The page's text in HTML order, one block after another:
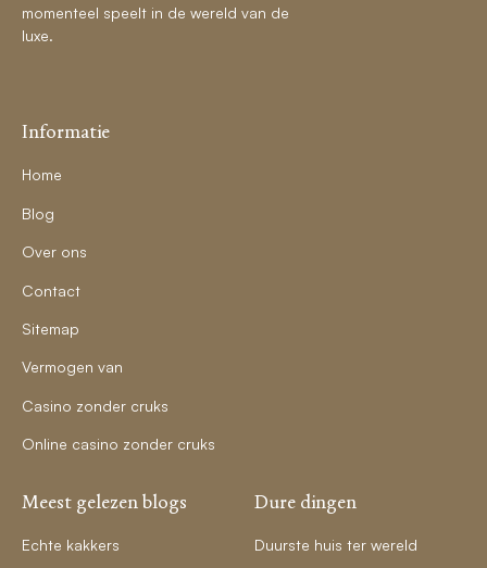
momenteel speelt in de wereld van de
luxe.
Informatie
Home
Blog
Over ons
Contact
Sitemap
Vermogen van
Casino zonder cruks
Online casino zonder cruks
Meest gelezen blogs
Echte kakkers
Dure dingen
Duurste huis ter wereld